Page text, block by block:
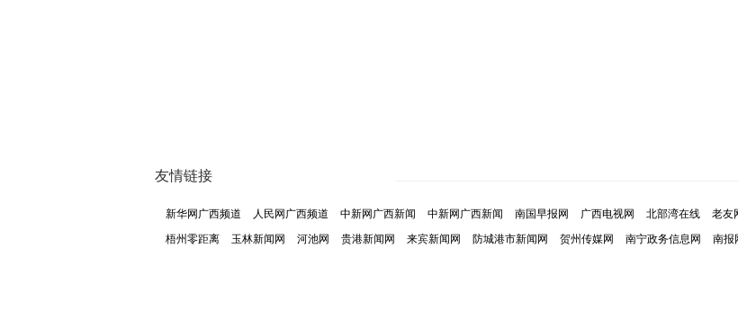
友情链接
新华网广西频道 人民网广西频道 中新网广西新闻 中新网广西新闻 南国早报网 广西电视网 北部湾在线 老友
梧州零距离
玉林新闻网 河池网 贵港新闻网 来宾新闻网 防城港市新闻网 贺州传媒网 南宁政务信息网 南报